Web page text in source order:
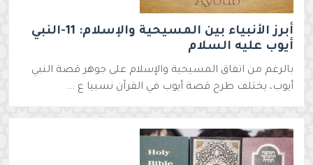
أبرز الأنبياء بين المسيحية والإسلام: 11-النبي
أيوب عليه السلام
بالرغم من اتفاق المسيحية والإسلام على جوهر قصة النبي
أيوب، يختلف طرح قصة أيوب في القرآن نسبيا ع ...